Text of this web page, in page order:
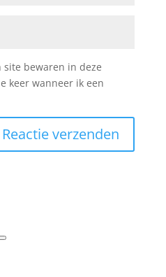
bewaren in deze
keer wanneer ik een